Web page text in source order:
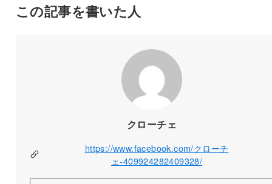
この記事を書いた人
クローチェ
https://www.facebook.com/クローチ
ェ-409924282409328/